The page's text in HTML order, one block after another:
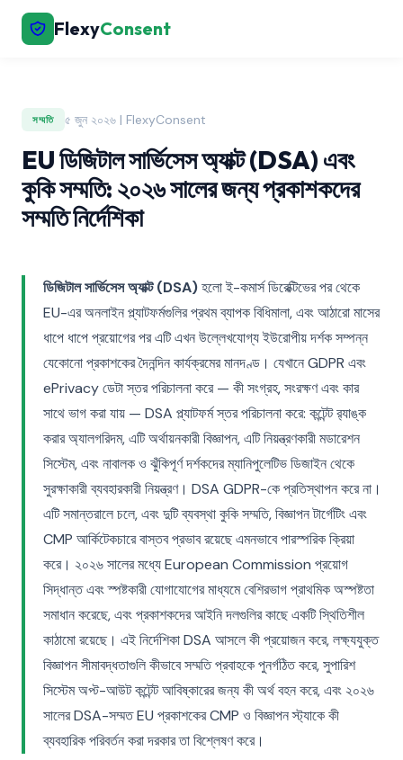
FlexyConsent
সম্মতি ৫ জুন ২০২৬ | FlexyConsent
EU ডিজিটাল সার্ভিসেস অ্যাক্ট (DSA) এবং
কুকি সম্মতি: ২০২৬ সালের জন্য প্রকাশকদের
সম্মতি নির্দেশিকা
ডিজিটাল সার্ভিসেস অ্যাক্ট (DSA)হলো ই-কমার্স ডিরেক্টিভের পর থেকে
EU-এর অনলাইন প্ল্যাটফর্মগুলির প্রথম ব্যাপক বিধিমালা, এবং আঠারো মাসের
ধাপে ধাপে প্রয়োগের পর এটি এখন উল্লেখযোগ্য ইউরোপীয় দর্শক সম্পন্ন
যেকোনো প্রকাশকের দৈনন্দিন কার্যক্রমের মানদণ্ড। যেখানে GDPR এবং
ePrivacy ডেটা স্তর পরিচালনা করে — কী সংগ্রহ, সংরক্ষণ এবং কার
সাথে ভাগ করা যায় — DSA প্ল্যাটফর্ম স্তর পরিচালনা করে: কন্টেন্ট র‍্যাঙ্ক
করার অ্যালগরিদম, এটি অর্থায়নকারী বিজ্ঞাপন, এটি নিয়ন্ত্রণকারী মডারেশন
সিস্টেম, এবং নাবালক ও ঝুঁকিপূর্ণ দর্শকদের ম্যানিপুলেটিভ ডিজাইন থেকে
সুরক্ষাকারী ব্যবহারকারী নিয়ন্ত্রণ। DSA GDPR-কে প্রতিস্থাপন করে না।
এটি সমান্তরালে চলে, এবং দুটি ব্যবস্থা কুকি সম্মতি, বিজ্ঞাপন টার্গেটিং এবং
CMP আর্কিটেকচারে বাস্তব প্রভাব রয়েছে এমনভাবে পারস্পরিক ক্রিয়া
করে। ২০২৬ সালের মধ্যে European Commission প্রয়োগ
সিদ্ধান্ত এবং স্পষ্টকারী যোগাযোগের মাধ্যমে বেশিরভাগ প্রাথমিক অস্পষ্টতা
সমাধান করেছে, এবং প্রকাশকদের আইনি দলগুলির কাছে একটি স্থিতিশীল
কাঠামো রয়েছে। এই নির্দেশিকা DSA আসলে কী প্রয়োজন করে, লক্ষ্যযুক্ত
বিজ্ঞাপন সীমাবদ্ধতাগুলি কীভাবে সম্মতি প্রবাহকে পুনর্গঠিত করে, সুপারিশ
সিস্টেম অপ্ট-আউট কন্টেন্ট আবিষ্কারের জন্য কী অর্থ বহন করে, এবং ২০২৬
সালের DSA-সম্মত EU প্রকাশকের CMP ও বিজ্ঞাপন স্ট্যাকে কী
ব্যবহারিক পরিবর্তন করা দরকার তা বিশ্লেষণ করে।